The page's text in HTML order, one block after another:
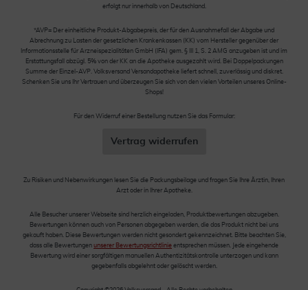
erfolgt nur innerhalb von Deutschland.
*AVP= Der einheitliche Produkt-Abgabepreis, der für den Ausnahmefall der Abgabe und
Abrechnung zu Lasten der gesetzlichen Krankenkassen (KK) vom Hersteller gegenüber der
Informationsstelle für Arzneispezialitäten GmbH (IFA) gem. § III 1, S. 2 AMG anzugeben ist und im
Erstattungsfall abzügl. 5% von der KK an die Apotheke ausgezahlt wird. Bei Doppelpackungen
Summe der Einzel-AVP. Volksversand Versandapotheke liefert schnell, zuverlässig und diskret.
Schenken Sie uns Ihr Vertrauen und überzeugen Sie sich von den vielen Vorteilen unseres Online-
Shops!
Für den Widerruf einer Bestellung nutzen Sie das Formular:
Vertrag widerrufen
Zu Risiken und Nebenwirkungen lesen Sie die Packungsbeilage und fragen Sie Ihre Ärztin, Ihren
Arzt oder in Ihrer Apotheke.
Alle Besucher unserer Webseite sind herzlich eingeladen, Produktbewertungen abzugeben.
Bewertungen können auch von Personen abgegeben werden, die das Produkt nicht bei uns
gekauft haben. Diese Bewertungen werden nicht gesondert gekennzeichnet. Bitte beachten Sie,
dass alle Bewertungen unserer Bewertungsrichtlinie entsprechen müssen. Jede eingehende
Bewertung wird einer sorgfältigen manuellen Authentizitätskontrolle unterzogen und kann
gegebenfalls abgelehnt oder gelöscht werden.